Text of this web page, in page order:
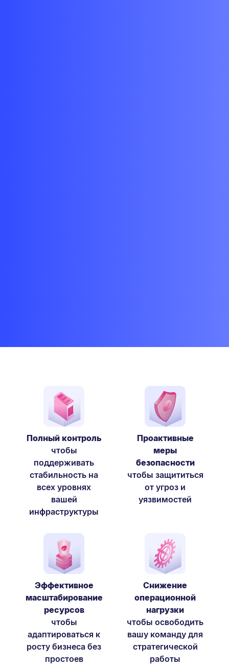
Полный контроль
чтобы
поддерживать
стабильность на
всех уровнях
вашей
инфраструктуры
Проактивные
меры
безопасности
чтобы защититься
от угроз и
уязвимостей
Эффективное
масштабирование
ресурсов
чтобы
адаптироваться к
росту бизнеса без
простоев
Снижение
операционной
нагрузки
чтобы освободить
вашу команду для
стратегической
работы